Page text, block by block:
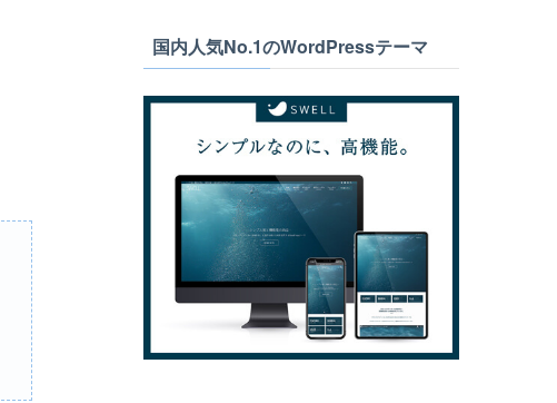
国内人気No.1のWordPressテーマ